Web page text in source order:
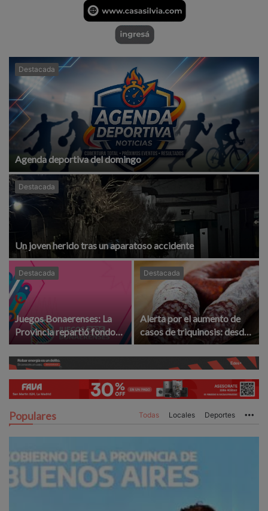
Destacada
Agenda deportiva del domingo
Destacada
Un joven herido tras un aparatoso accidente
Destacada
Juegos Bonaerenses: La
Provincia repartió fondos
para la etapa local ¿La
Madrid ganó o perdió?
Destacada
Alerta por el aumento de
casos de triquinosis: desde
la UCR le exigen
"controles" a provincia
Populares Todas Locales Deportes